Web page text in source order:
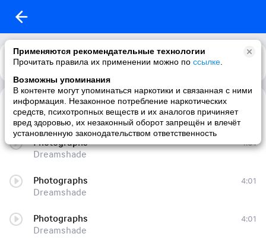
Применяются рекомендательные технологии
Прочитать правила их применении можно по ссылке
Возможны упоминания
В контенте могут упоминаться наркотики и связанная с ними
информация. Незаконное потребление наркотических
средств, психотропных веществ и их аналогов причиняет
вред здоровью, их незаконный оборот запрещён и влечёт
установленную законодательством ответственность
Каталог Рекомендации
Photographs
Dreamshade
Photographs
Dreamshade
4:01
Photographs
Dreamshade
4:01
Photographs
Dreamshade
4:01